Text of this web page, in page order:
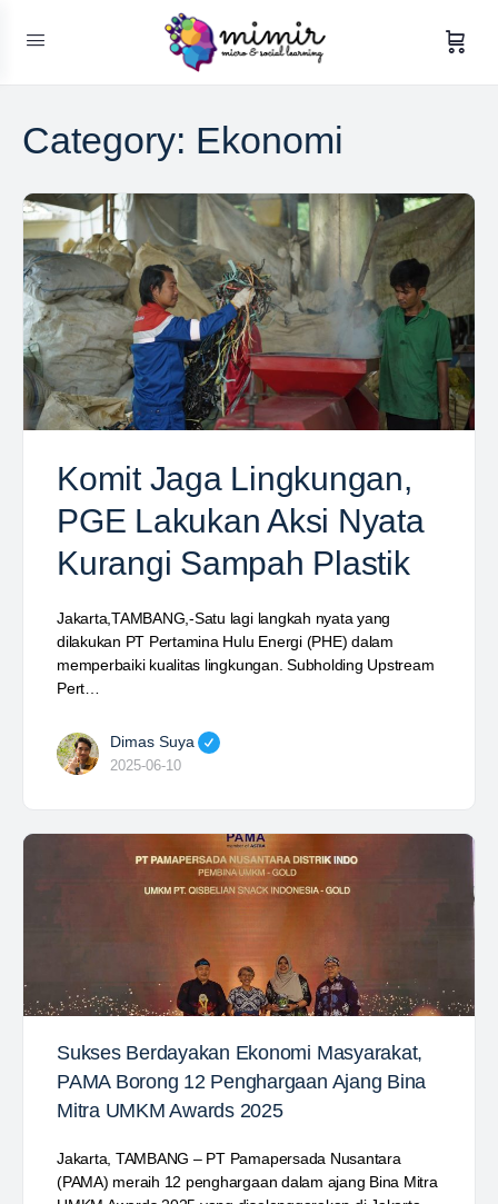
Category: Ekonomi
Komit Jaga Lingkungan,
PGE Lakukan Aksi Nyata
Kurangi Sampah Plastik
Jakarta,TAMBANG,-Satu lagi langkah nyata yang
dilakukan PT Pertamina Hulu Energi (PHE) dalam
memperbaiki kualitas lingkungan. Subholding Upstream
Pert…
Dimas Suya
2025-06-10
Sukses Berdayakan Ekonomi Masyarakat,
PAMA Borong 12 Penghargaan Ajang Bina
Mitra UMKM Awards 2025
Jakarta, TAMBANG – PT Pamapersada Nusantara
(PAMA) meraih 12 penghargaan dalam ajang Bina Mitra